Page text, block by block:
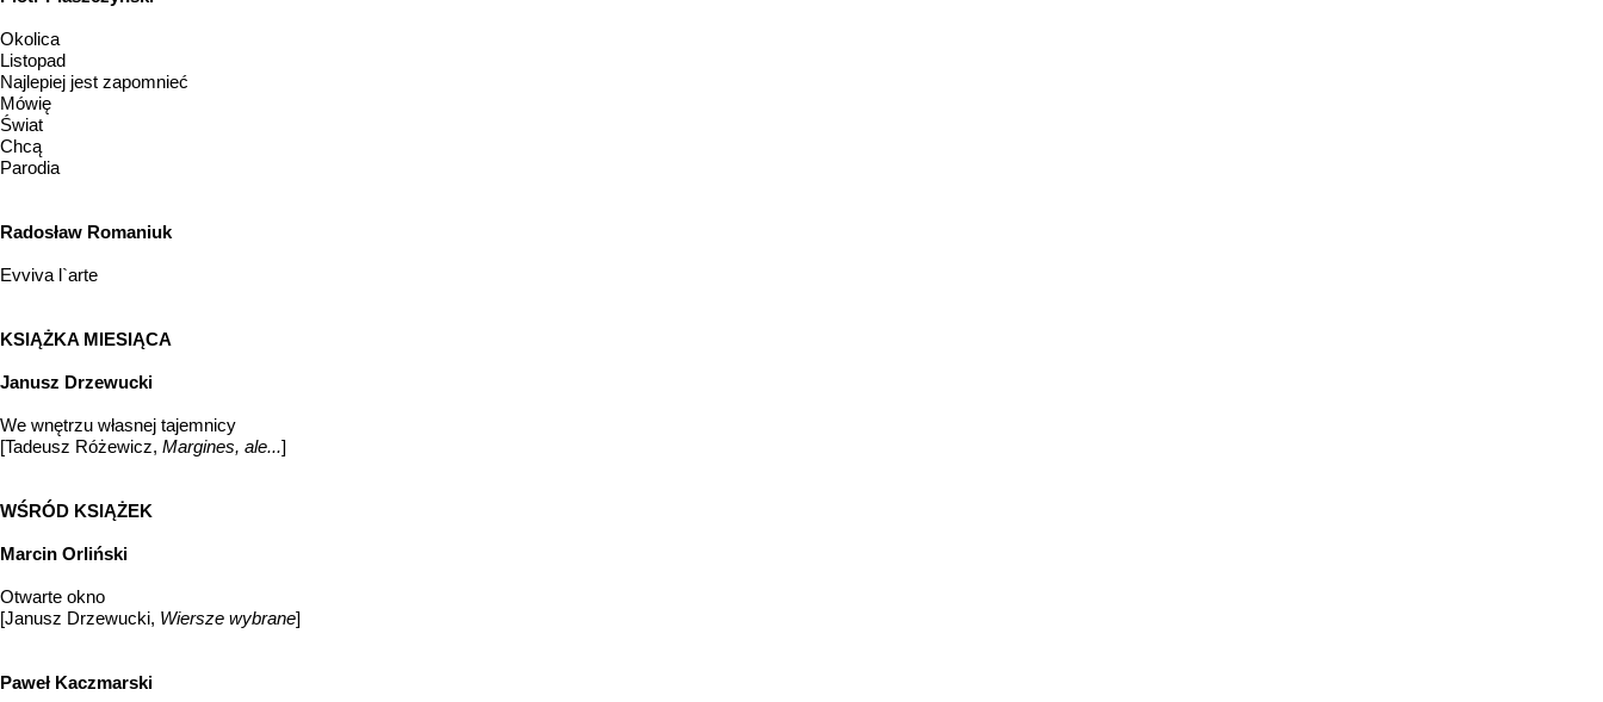
Okolica
Listopad
Najlepiej jest zapomnieć
Mówię
Świat
Chcą
Parodia
Radosław Romaniuk
Evviva l`arte
KSIĄŻKA MIESIĄCA
Janusz Drzewucki
We wnętrzu własnej tajemnicy
[Tadeusz Różewicz, Margines, ale...]
WŚRÓD KSIĄŻEK
Marcin Orliński
Otwarte okno
[Janusz Drzewucki, Wiersze wybrane]
Paweł Kaczmarski